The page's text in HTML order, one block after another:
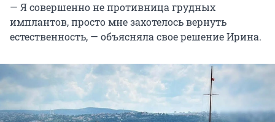
— Я совершенно не противница грудных
имплантов, просто мне захотелось вернуть
естественность, — объясняла свое решение Ирина.